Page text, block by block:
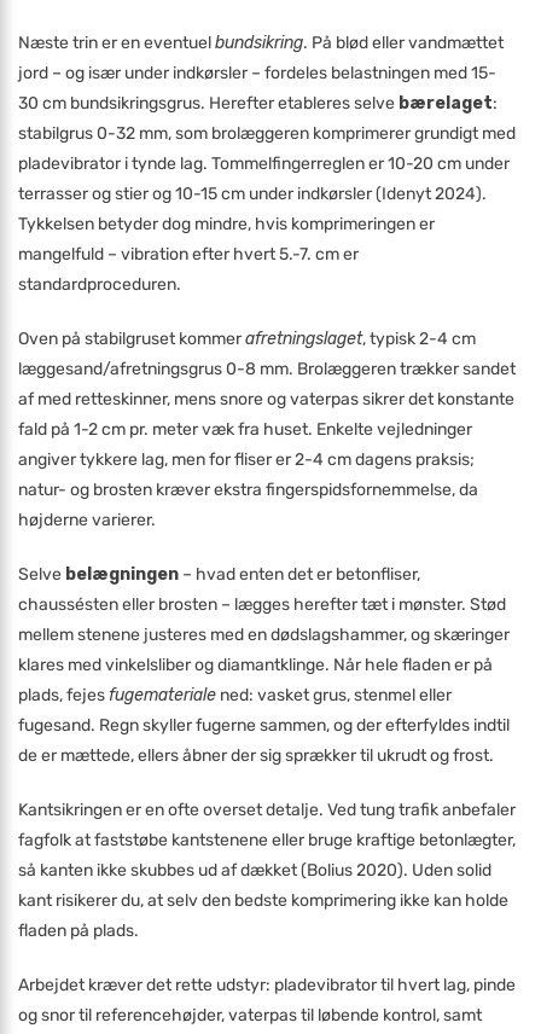
Næste trin er en eventuelbundsikring. På blød eller vandmættet
jord – og især under indkørsler – fordeles belastningen med 15-
30 cm bundsikringsgrus. Herefter etableres selve bærelaget:
stabilgrus 0-32 mm, som brolæggeren komprimerer grundigt med
pladevibrator i tynde lag. Tommelfingerreglen er 10-20 cm under
terrasser og stier og 10-15 cm under indkørsler (Idenyt 2024).
Tykkelsen betyder dog mindre, hvis komprimeringen er
mangelfuld – vibration efter hvert 5.-7. cm er
standardproceduren.
Oven på stabilgruset kommerafretningslaget, typisk 2-4 cm
læggesand/afretningsgrus 0-8 mm. Brolæggeren trækker sandet
af med retteskinner, mens snore og vaterpas sikrer det konstante
fald på 1-2 cm pr. meter væk fra huset. Enkelte vejledninger
angiver tykkere lag, men for fliser er 2-4 cm dagens praksis;
natur- og brosten kræver ekstra fingerspidsfornemmelse, da
højderne varierer.
Selve belægningen – hvad enten det er betonfliser,
chaussésten eller brosten – lægges herefter tæt i mønster. Stød
mellem stenene justeres med en dødslagshammer, og skæringer
klares med vinkelsliber og diamantklinge. Når hele fladen er på
plads, fejesfugemateriale ned: vasket grus, stenmel eller
fugesand. Regn skyller fugerne sammen, og der efterfyldes indtil
de er mættede, ellers åbner der sig sprækker til ukrudt og frost.
Kantsikringen er en ofte overset detalje. Ved tung trafik anbefaler
fagfolk at faststøbe kantstenene eller bruge kraftige betonlægter,
så kanten ikke skubbes ud af dækket (Bolius 2020). Uden solid
kant risikerer du, at selv den bedste komprimering ikke kan holde
fladen på plads.
Arbejdet kræver det rette udstyr: pladevibrator til hvert lag, pinde
og snor til referencehøjder, vaterpas til løbende kontrol, samt